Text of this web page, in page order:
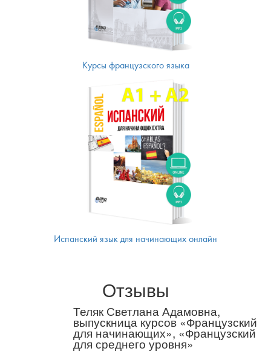
Курсы французского языка
Испанский язык для начинающих онлайн
Отзывы
Теляк Светлана Адамовна,
выпускница курсов «Французский
для начинающих», «Французский
для среднего уровня»